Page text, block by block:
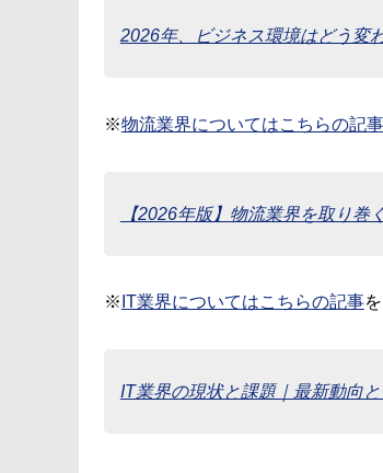
2026年、ビジネス環境はどう変
※物流業界についてはこちらの記事
【2026年版】物流業界を取り
※ IT業界についてはこちらの記事
IT業界の現状と課題｜最新動向